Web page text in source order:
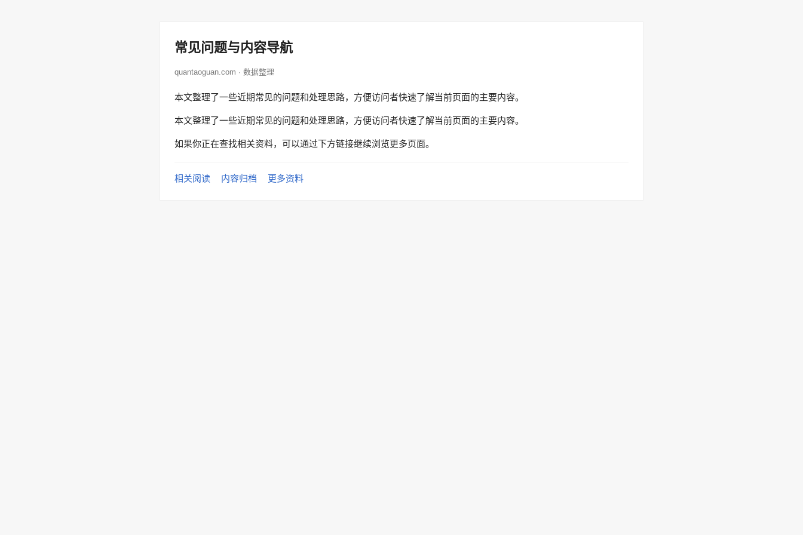
常见问题与内容导航
quantaoguan.com · 数据整理
本文整理了一些近期常见的问题和处理思路，方便访问者快速了解当前页面的主要内容。
本文整理了一些近期常见的问题和处理思路，方便访问者快速了解当前页面的主要内容。
如果你正在查找相关资料，可以通过下方链接继续浏览更多页面。
相关阅读 内容归档 更多资料